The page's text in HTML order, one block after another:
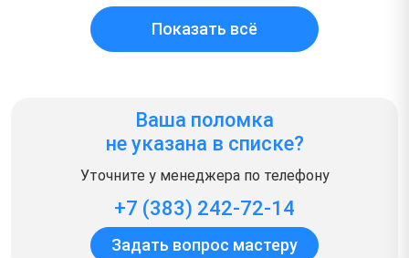
Показать всё
Ваша поломка
не указана в списке?
Уточните у менеджера по телефону
+7 (383) 242-72-14
Задать вопрос мастеру